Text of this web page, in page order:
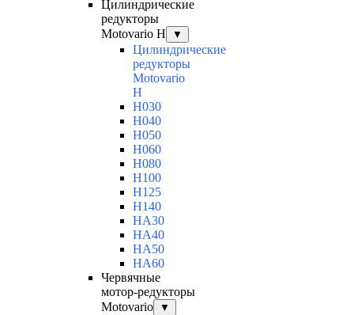
Цилиндрические
редукторы
Motovario H
▼
Цилиндрические
редукторы
Motovario
H
H030
H040
H050
H060
H080
H100
H125
H140
HA30
HA40
HA50
HA60
Червячные
мотор-редукторы
Motovario
▼